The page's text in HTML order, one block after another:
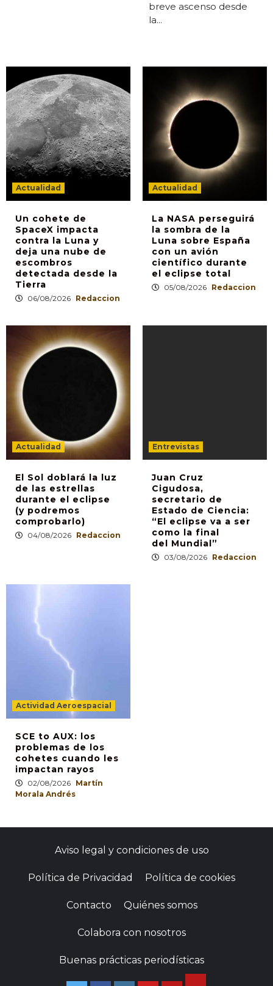
breve ascenso desde
la...
Actualidad
Un cohete de
SpaceX impacta
contra la Luna y
deja una nube de
escombros
detectada desde la
Tierra
06/08/2026 Redaccion
Actualidad
La NASA perseguirá
la sombra de la
Luna sobre España
con un avión
científico durante
el eclipse total
05/08/2026 Redaccion
Actualidad
El Sol doblará la luz
de las estrellas
durante el eclipse
(y podremos
comprobarlo)
04/08/2026 Redaccion
Entrevistas
Juan Cruz
Cigudosa,
secretario de
Estado de Ciencia:
“El eclipse va a ser
como la final
del Mundial”
03/08/2026 Redaccion
Actividad Aeroespacial
SCE to AUX: los
problemas de los
cohetes cuando les
impactan rayos
02/08/2026 Martín
Morala Andrés
Aviso legal y condiciones de uso
Política de Privacidad Política de cookies
Contacto Quiénes somos
Colabora con nosotros
Buenas prácticas periodísticas